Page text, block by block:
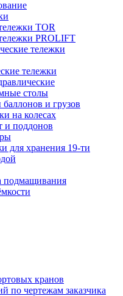
TOR
PROLIFT
тележки
тележки
столы
и грузов
на колесах
и поддонов
для хранения 19-ти
подмащивания
кранов
по чертежам заказчика